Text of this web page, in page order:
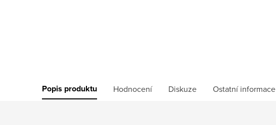
Popis produktu Hodnocení Diskuze Ostatní informace